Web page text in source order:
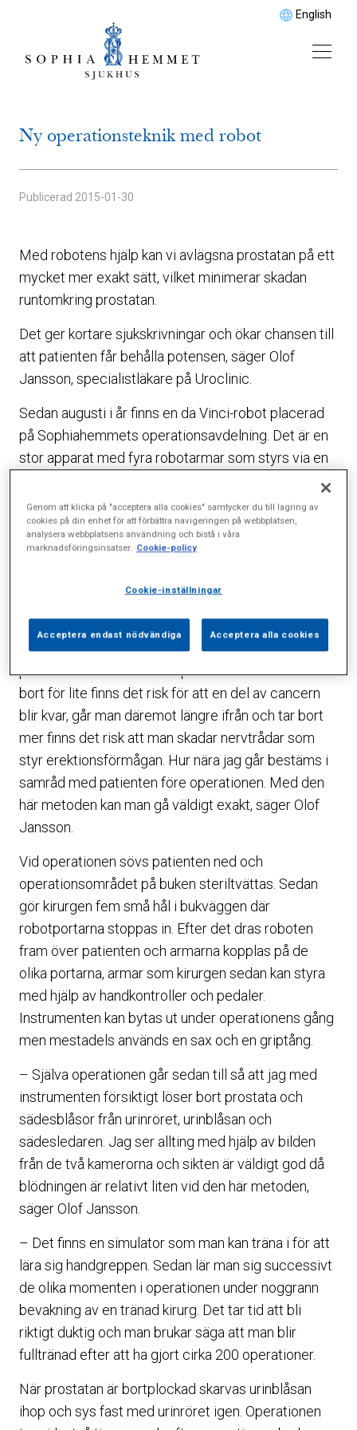
English
Ny operationsteknik med robot
Publicerad 2015-01-30
Med robotens hjälp kan vi avlägsna prostatan på ett
mycket mer exakt sätt, vilket minimerar skadan
runtomkring prostatan.
Det ger kortare sjukskrivningar och ökar chansen till
att patienten får behålla potensen, säger Olof
Jansson, specialistläkare på Uroclinic.
Sedan augusti i år finns en da Vinci-robot placerad
på Sophiahemmets operationsavdelning. Det är en
stor apparat med fyra robotarmar som styrs via en
konsol som också är placerad i rummet. En arm är
till för de två kamerorna som är kirurgens ögon, de
andra är för de två instrumenten som styrs av
kirurgen. Robotarmarna är ledade som en handled i
exakta och armarna darrar aldrig som hos en
– Vid all prostatakirurgi finns ett grundläggande
problem. Går man för nära prostatakörteln och tar
bort för lite finns det risk för att en del av cancern
blir kvar, går man däremot längre ifrån och tar bort
mer finns det risk att man skadar nervtrådar som
styr erektionsförmågan. Hur nära jag går bestäms i
samråd med patienten före operationen. Med den
här metoden kan man gå väldigt exakt, säger Olof
Jansson.
Vid operationen sövs patienten ned och
operationsområdet på buken steriltvättas. Sedan
gör kirurgen fem små hål i bukväggen där
robotportarna stoppas in. Efter det dras roboten
fram över patienten och armarna kopplas på de
olika portarna, armar som kirurgen sedan kan styra
med hjälp av handkontroller och pedaler.
Instrumenten kan bytas ut under operationens gång
men mestadels används en sax och en griptång.
– Själva operationen går sedan till så att jag med
instrumenten försiktigt löser bort prostata och
sädesblåsor från urinröret, urinblåsan och
sädesledaren. Jag ser allting med hjälp av bilden
från de två kamerorna och sikten är väldigt god då
blödningen är relativt liten vid den här metoden,
säger Olof Jansson.
– Det finns en simulator som man kan träna i för att
lära sig handgreppen. Sedan lär man sig successivt
de olika momenten i operationen under noggrann
bevakning av en tränad kirurg. Det tar tid att bli
riktigt duktig och man brukar säga att man blir
fulltränad efter att ha gjort cirka 200 operationer.
När prostatan är bortplockad skarvas urinblåsan
ihop och sys fast med urinröret igen. Operationen
Genom att klicka på "acceptera alla cookies" samtycker du till lagring av
cookies på din enhet för att förbättra navigeringen på webbplatsen,
analysera webbplatsens användning och bistå i våra
marknadsföringsinsatser. Cookie-policy
Cookie-inställningar
Acceptera endast nödvändiga Acceptera alla cookies